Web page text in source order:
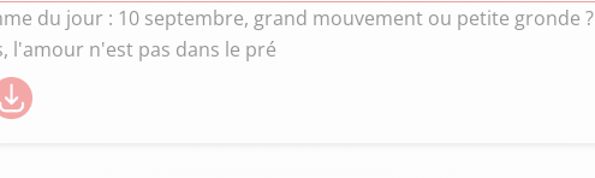
du jour : 10 septembre, grand mouvement ou petite gronde
l'amour n'est pas dans le pré